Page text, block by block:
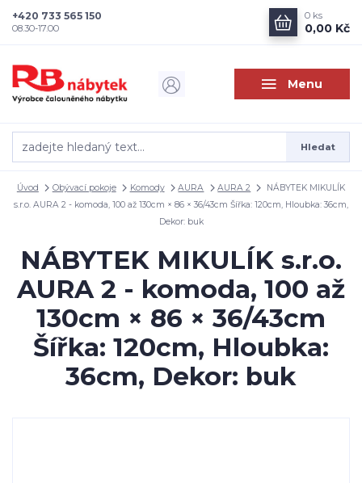
Menu
Hledat
+420 733 565 150
08.30-17.00
0 ks
0,00 Kč
Úvod Obývací pokoje Komody AURA AURA 2
NÁBYTEK MIKULÍK
s.r.o. AURA 2 - komoda, 100 až 130cm × 86 × 36/43cm Šířka: 120cm, Hloubka: 36cm,
Dekor: buk
NÁBYTEK MIKULÍK s.r.o.
AURA 2 - komoda, 100 až
130cm × 86 × 36/43cm
Šířka: 120cm, Hloubka:
36cm, Dekor: buk